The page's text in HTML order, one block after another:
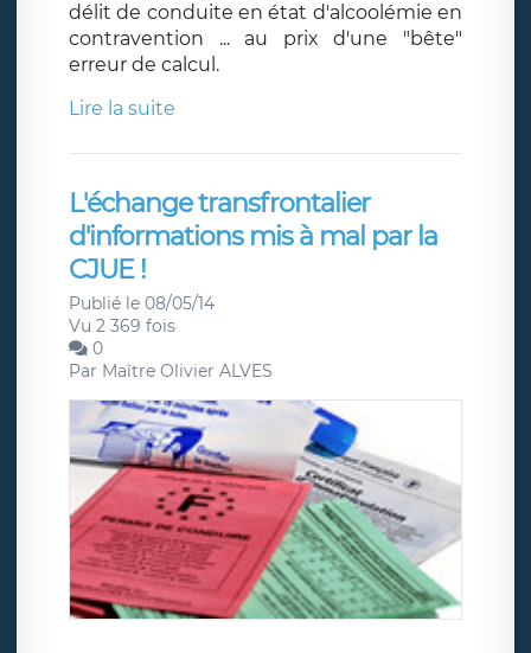
délit de conduite en état d'alcoolémie en
contravention ... au prix d'une "bête"
erreur de calcul.
Lire la suite
L'échange transfrontalier
d'informations mis à mal par la
CJUE !
Publié le 08/05/14
Vu 2 369 fois
0
Par Maître Olivier ALVES